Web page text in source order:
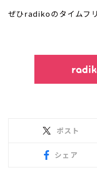
ぜひradikoのタイムフ
ポスト
シェア